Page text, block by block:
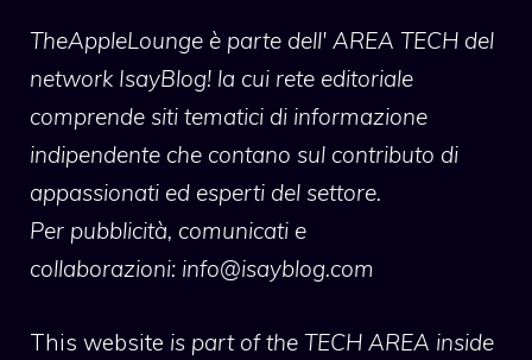
TheAppleLounge è parte dell' AREA TECH del
network IsayBlog! la cui rete editoriale
comprende siti tematici di informazione
indipendente che contano sul contributo di
appassionati ed esperti del settore.
Per pubblicità, comunicati e
collaborazioni: info@isayblog.com
This website is part of the TECH AREA inside